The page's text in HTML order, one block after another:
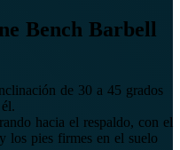
Bench Barbell
de 30 a 45 grados
hacia el respaldo, con el
los pies firmes en el suelo